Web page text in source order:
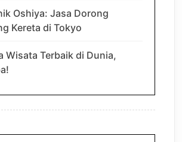
Oshiya: Jasa Dorong
Kereta di Tokyo
Wisata Terbaik di Dunia,